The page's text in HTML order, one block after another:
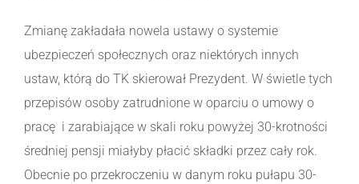
Zmianę zakładała nowela ustawy o systemie
ubezpieczeń społecznych oraz niektórych innych
ustaw, którą do TK skierował Prezydent. W świetle tych
przepisów osoby zatrudnione w oparciu o umowy o
pracę i zarabiające w skali roku powyżej 30-krotności
średniej pensji miałyby płacić składki przez cały rok.
Obecnie po przekroczeniu w danym roku pułapu 30-